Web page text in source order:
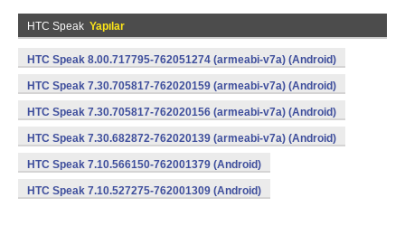
HTC Speak Yapılar
HTC Speak 8.00.717795-762051274 (armeabi-v7a) (Android)
HTC Speak 7.30.705817-762020159 (armeabi-v7a) (Android)
HTC Speak 7.30.705817-762020156 (armeabi-v7a) (Android)
HTC Speak 7.30.682872-762020139 (armeabi-v7a) (Android)
HTC Speak 7.10.566150-762001379 (Android)
HTC Speak 7.10.527275-762001309 (Android)